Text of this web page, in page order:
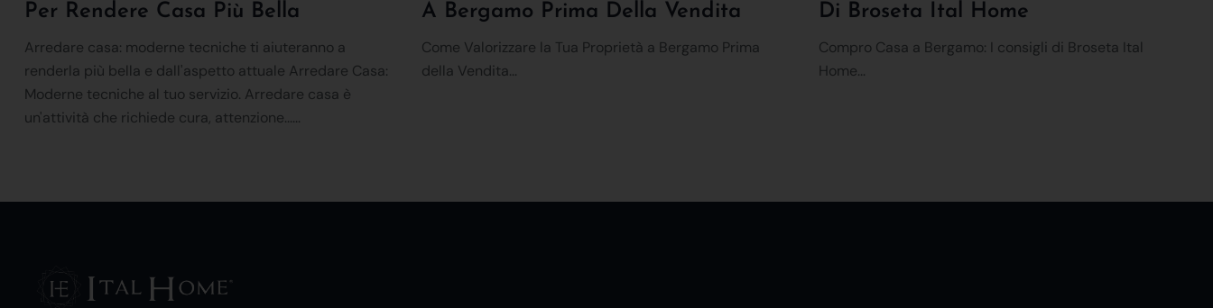
Per Rendere Casa Più Bella
Arredare casa: moderne tecniche ti aiuteranno a
renderla più bella e dall'aspetto attuale Arredare Casa:
Moderne tecniche al tuo servizio. Arredare casa è
un'attività che richiede cura, attenzione......
A Bergamo Prima Della Vendita
Come Valorizzare la Tua Proprietà a Bergamo Prima
della Vendita...
Di Broseta Ital Home
Compro Casa a Bergamo: I consigli di Broseta Ital
Home...